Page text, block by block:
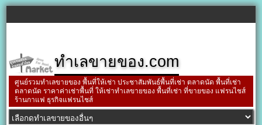
ทำเลขายของ.com
ศูนย์รวมทำเลขายของ พื้นที่ให้เช่า ประชาสัมพันธ์พื้นที่เช่า ตลาดนัด พื้นที่เช่า
ตลาดนัด ราคาค่าเช่าพื้นที่ ให้เช่าทำเลขายของ พื้นที่เช่า ที่ขายของ แฟรนไชส์
ร้านกาแฟ ธุรกิจแฟรนไชส์